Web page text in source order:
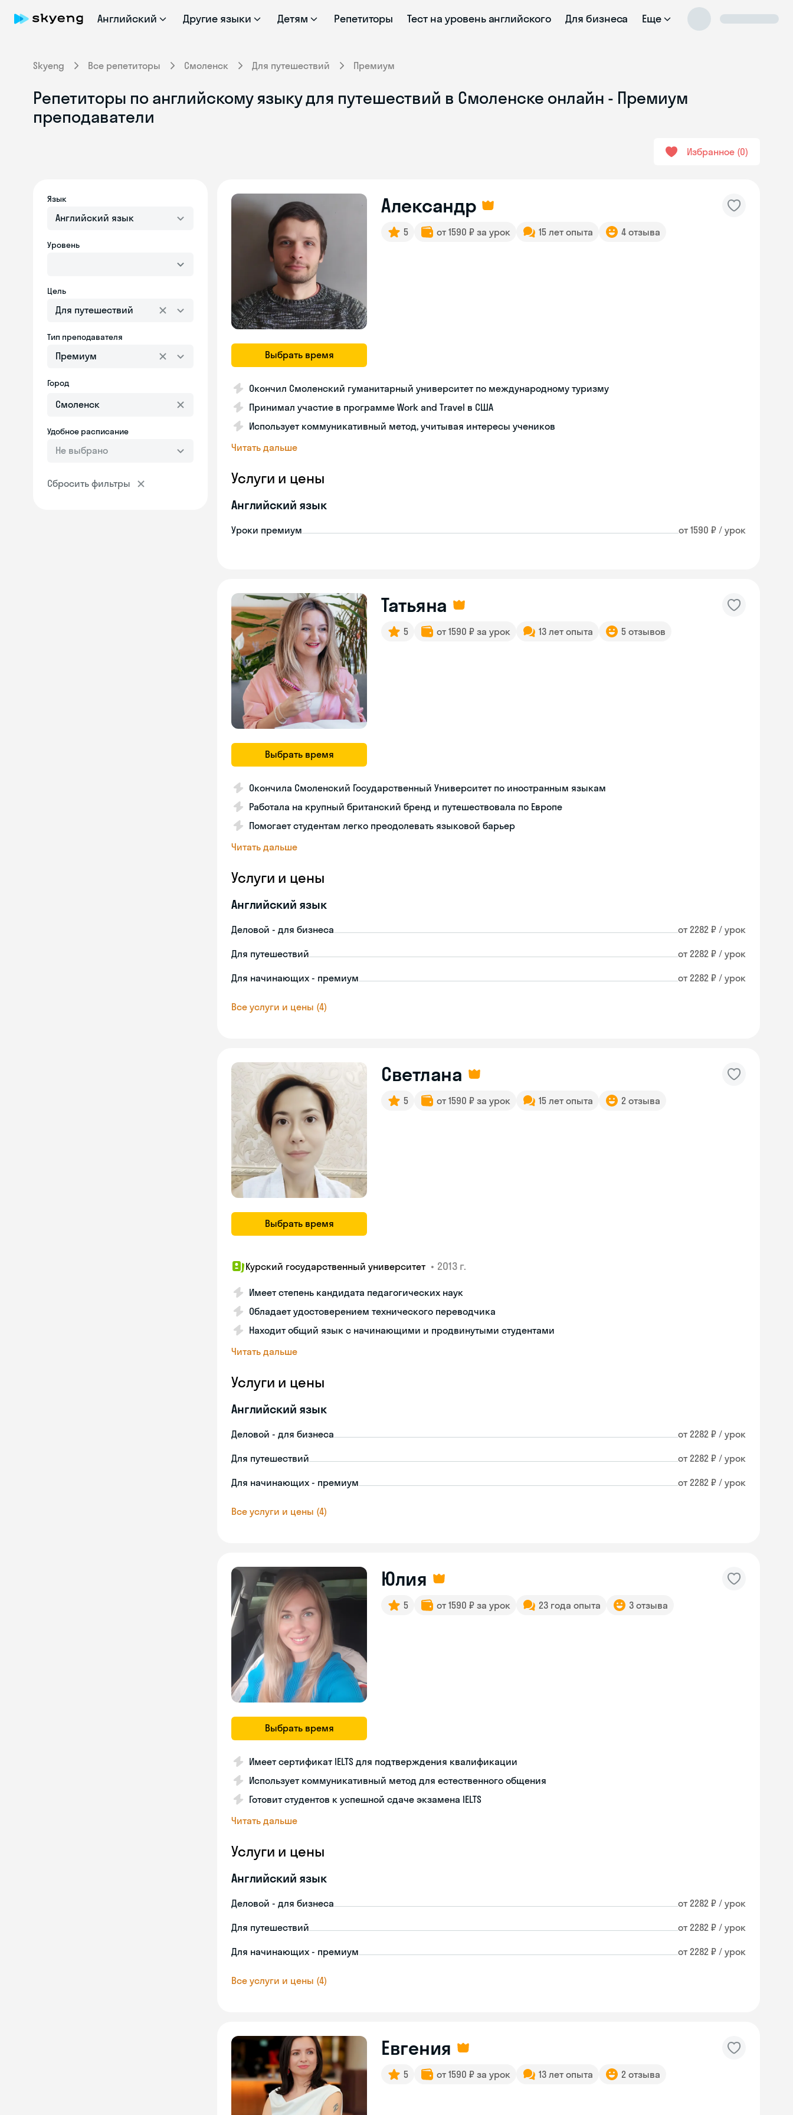
Английский Другие языки Детям Репетиторы Тест на уровень английского Для бизнеса Еще
Skyeng Все репетиторы Смоленск Для путешествий Премиум
Репетиторы по английскому языку для путешествий в Смоленске онлайн - Премиум
преподаватели
Избранное 0
Язык
Английский язык
Уровень
Цель
Для путешествий
Тип преподавателя
Премиум
Город
Удобное расписание
Не выбрано
Сбросить фильтры
Выбрать время
Александр
5 от 1590 ₽ за урок 15 лет опыта 4 отзыва
Окончил Смоленский гуманитарный университет по международному туризму
Принимал участие в программе Work and Travel в США
Использует коммуникативный метод, учитывая интересы учеников
Читать дальше
Услуги и цены
Английский язык
Уроки премиум от 1590 ₽ / урок
Выбрать время
Татьяна
5 от 1590 ₽ за урок 13 лет опыта 5 отзывов
Окончила Смоленский Государственный Университет по иностранным языкам
Работала на крупный британский бренд и путешествовала по Европе
Помогает студентам легко преодолевать языковой барьер
Читать дальше
Услуги и цены
Английский язык
Деловой - для бизнеса от 2282 ₽ / урок
Для путешествий от 2282 ₽ / урок
Для начинающих - премиум от 2282 ₽ / урок
Все услуги и цены (4)
Выбрать время
Светлана
5 от 1590 ₽ за урок 15 лет опыта 2 отзыва
Курский государственный университет • 2013 г.
Имеет степень кандидата педагогических наук
Обладает удостоверением технического переводчика
Находит общий язык с начинающими и продвинутыми студентами
Читать дальше
Услуги и цены
Английский язык
Деловой - для бизнеса от 2282 ₽ / урок
Для путешествий от 2282 ₽ / урок
Для начинающих - премиум от 2282 ₽ / урок
Все услуги и цены (4)
Выбрать время
Юлия
5 от 1590 ₽ за урок 23 года опыта 3 отзыва
Имеет сертификат IELTS для подтверждения квалификации
Использует коммуникативный метод для естественного общения
Готовит студентов к успешной сдаче экзамена IELTS
Читать дальше
Услуги и цены
Английский язык
Деловой - для бизнеса от 2282 ₽ / урок
Для путешествий от 2282 ₽ / урок
Для начинающих - премиум от 2282 ₽ / урок
Все услуги и цены (4)
Евгения
5 от 1590 ₽ за урок 13 лет опыта 2 отзыва